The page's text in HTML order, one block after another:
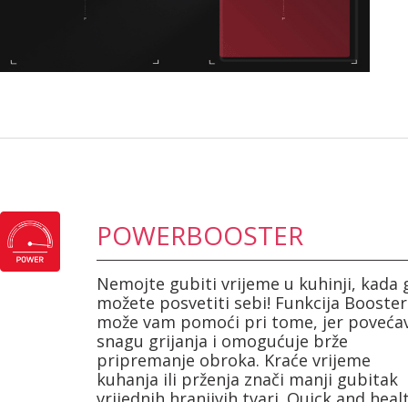
POWERBOOSTER
Nemojte gubiti vrijeme u kuhinji, kada
možete posvetiti sebi! Funkcija Booster
može vam pomoći pri tome, jer
snagu grijanja i omogućuje brže
pripremanje obroka. Kraće vrijeme
kuhanja ili prženja znači manji gubitak